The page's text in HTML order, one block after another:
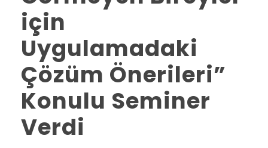
için
Uygulamadaki
Çözüm Önerileri”
Konulu Seminer
Verdi